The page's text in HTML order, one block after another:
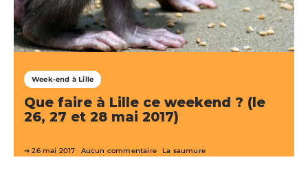
Week-end à Lille
Que faire à Lille ce weekend ? (le
26, 27 et 28 mai 2017)
26 mai 2017 Aucun commentaire La saumure